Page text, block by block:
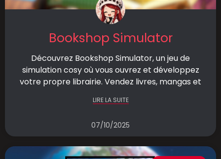
Bookshop Simulator
Découvrez Bookshop Simulator, un jeu de
simulation cosy où vous ouvrez et développez
votre propre librairie. Vendez livres, mangas et
LIRE LA SUITE
07/10/2025